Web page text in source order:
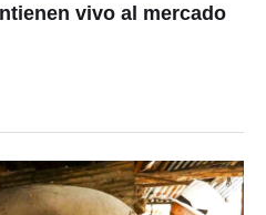
vivo al mercado